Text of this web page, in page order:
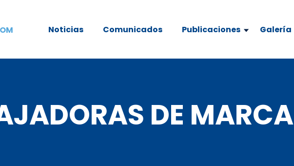
Noticias Comunicados Publicaciones Galería
DE MARCA